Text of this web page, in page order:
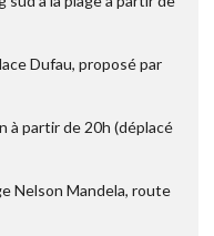
Dufau, proposé par
à partir de 20h (déplacé
Nelson Mandela, route